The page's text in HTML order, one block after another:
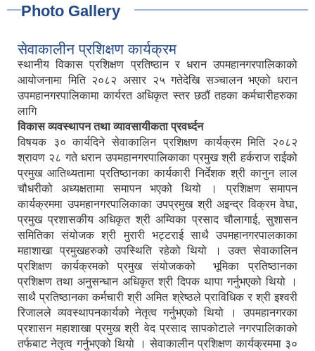
Photo Gallery
सेवाकालीन प्रशिक्षण कार्यक्रम
स्थानीय विकास प्रशिक्षण प्रतिष्ठान र धरान उपमहानगरपालिकाको
आयोजनामा मिति २०८२ असार २५ गतेदेखि सञ्चालन भएको धरान
उपमहानगरपालिकामा कार्यरत अधिकृत स्तर छठौं तहका कर्मचारीहरुका
लागि
विकास व्यवस्थापन तथा व्यावसायीकता प्रवर्ध्दन
विषयक ३० कार्यदिने सेवाकालिन प्रशिक्षण कार्यक्रम मिति २०८२
श्रावण २८ गते धरान उपमहानगरपालिकाका प्रमुख श्री हर्कराज राईको
प्रमुख आतिथ्यतामा प्रतिष्ठानका कार्यकारी निर्देशक श्री कानुन लाल
चौधरीको अध्यक्षतामा समापन भएको थियो । प्रशिक्षण समापन
कार्यक्रममा उपमहानगरपालिकाका उपप्रमुख श्री अइन्द्र विक्रम वेघा,
प्रमुख प्रशासकीय अधिकृत श्री अम्विका प्रसाद चौलागाई, सुशासन
समितिका संयोजक श्री मुरारी भट्टराई साथै उपमहानगरपालकाका
महाशाखा प्रमुखहरुको उपस्थिति रहेको थियो । उक्त सेवाकालिन
प्रशिक्षण कार्यक्रमको प्रमुख संयोजकको भूमिका प्रतिष्ठानका
प्रशिक्षण तथा अनुसन्धान अधिकृत श्री दिपक थापा गर्नुभएको थियो ।
साथै प्रतिष्ठानका कर्मचारी श्री अमित श्रेष्ठले प्राविधिक र श्री इश्वरी
रिजालले व्यवस्थापनकार्यको नेतृत्व गर्नुभएको थियो । उपमहानगरका
प्रशासन महाशाखा प्रमुख श्री वेद प्रसाद सापकोटाले नगरपालिकाको
तर्फबाट नेतृत्व गर्नुभएको थियो । सेवाकालीन प्रशिक्षण कार्यक्रममा ३०